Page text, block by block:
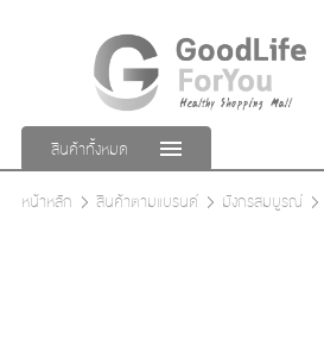
สินค้าทั้งหมด
หน้าหลัก สินค้าตามแบรนด์ มังกรสมบูรณ์